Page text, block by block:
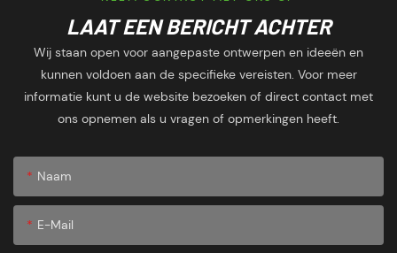
LAAT EEN BERICHT ACHTER
Wij staan open voor aangepaste ontwerpen en ideeën en
kunnen voldoen aan de specifieke vereisten. Voor meer
informatie kunt u de website bezoeken of direct contact met
ons opnemen als u vragen of opmerkingen heeft.
Naam
E-Mail